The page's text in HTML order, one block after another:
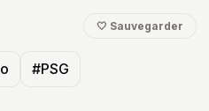
🤍 Sauvegarder
#PSG